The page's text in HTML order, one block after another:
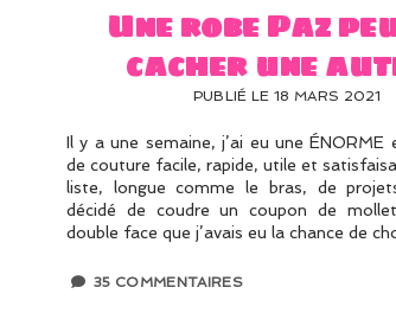
Une robe Paz
cacher une
PUBLIÉ LE 18 MARS 2021
Il y a une semaine, j’ai eu une ÉNORME
de couture facile, rapide, utile et
liste, longue comme le bras, de
décidé de coudre un coupon de
double face que j’avais eu la chance de
35 COMMENTAIRES